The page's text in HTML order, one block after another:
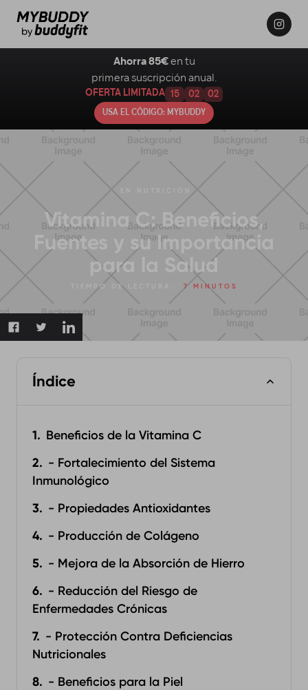
Vitamina C: Beneficios,
Fuentes y su Importancia
para la Salud
TIEMPO DE LECTURA: 7 MINUTOS
Índice
Beneficios de la Vitamina C
- Fortalecimiento del Sistema
Inmunológico
- Propiedades Antioxidantes
- Producción de Colágeno
- Mejora de la Absorción de Hierro
- Reducción del Riesgo de
Enfermedades Crónicas
- Protección Contra Deficiencias
Nutricionales
- Beneficios para la Piel
Ahorra 85€ en tu
primera suscripción anual.
OFERTA LIMITADA 15 02 01
USA EL CÓDIGO: MYBUDDY